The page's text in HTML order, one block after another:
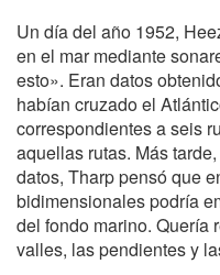
Un día del año 1952,
en el mar mediante
esto». Eran datos
habían cruzado el
correspondientes a seis
aquellas rutas. Más
datos, Tharp pensó que
bidimensionales podría
del fondo marino. Quería
valles, las pendientes y